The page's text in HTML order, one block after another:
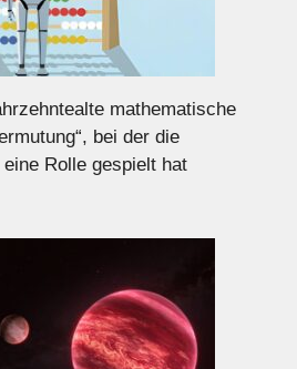
mathematische
bei der die
Rolle gespielt hat